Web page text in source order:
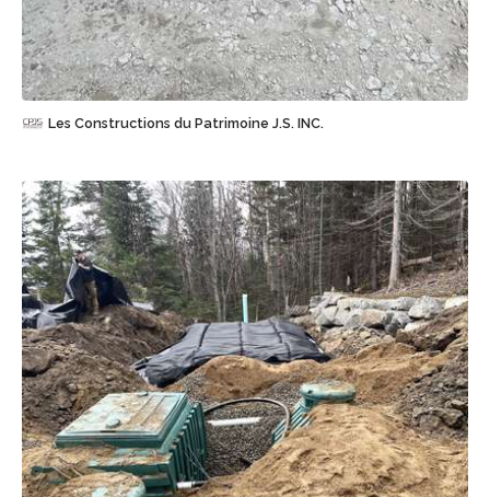
Sauvegarder
Les Constructions du Patrimoine J.S. INC.